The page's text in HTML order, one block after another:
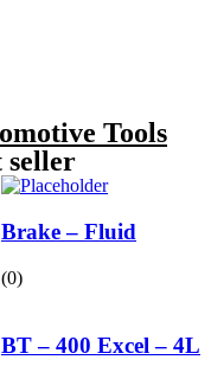
Tools
seller
Brake – Fluid
(0)
BT – 400 Excel – 4L